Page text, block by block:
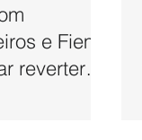
e Fiemg
reverter